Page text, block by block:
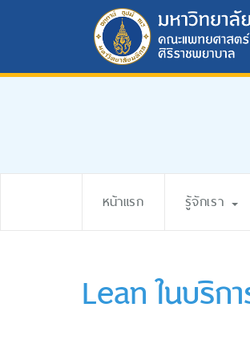
หน้าแรก รู้จักเรา
Lean ในบริก